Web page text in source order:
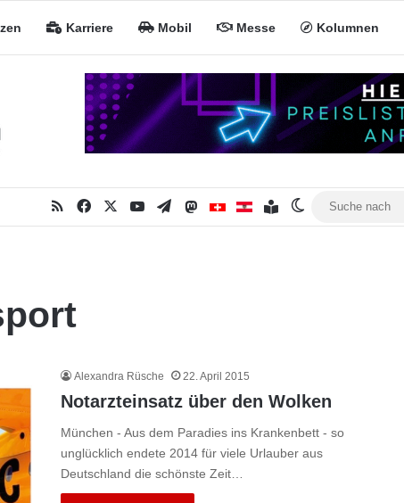
Karriere Mobil Messe Kolumnen
RSS Facebook YouTubeTelegramMastodonMiNa CHMiNa ATInhaltsverzeichnis
Skin umschalten
Alexandra Rüsche 22. April 2015
Notarzteinsatz über den Wolken
München - Aus dem Paradies ins Krankenbett - so
unglücklich endete 2014 für viele Urlauber aus
Deutschland die schönste Zeit…